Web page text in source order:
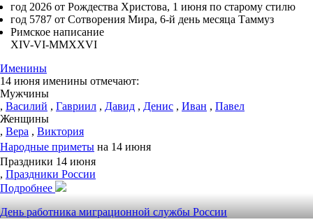
год 2026 от Рождества Христова, 1 июня по старому стилю
год 5787 от Сотворения Мира, 6-й день месяца Таммуз
Римское написание
XIV-VI-MMXXVI
Именины
14 июня именины отмечают:
Мужчины
, Василий , Гавриил , Давид , Денис , Иван , Павел
Женщины
, Вера , Виктория
Народные приметы на 14 июня
Праздники 14 июня
, Праздники России
Подробнее
День работника миграционной службы России